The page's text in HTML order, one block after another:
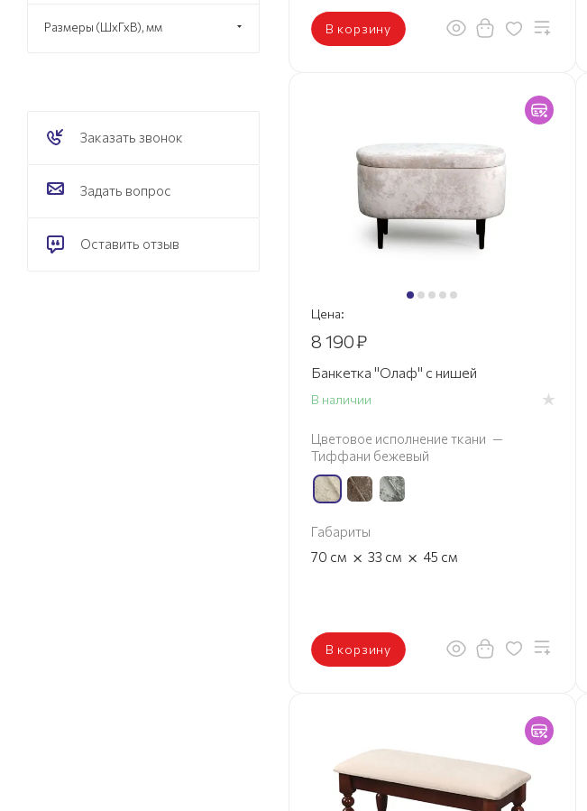
В корзину
Цена:
8 190₽
Банкетка "Олаф" с нишей
В наличии
Цветовое исполнение ткани —
Тиффани бежевый
Габариты
70 см × 33 см × 45 см
В корзину
Размеры (ШхГхВ), мм
Заказать звонок
Задать вопрос
Оставить отзыв